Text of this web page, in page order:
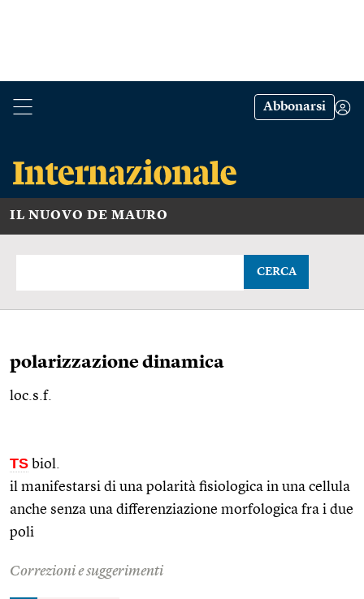
Abbonarsi
IL NUOVO DE MAURO
CERCA
polarizzazione dinamica
loc.s.f.
TS biol.
il manifestarsi di una polarità fisiologica in una cellula
anche senza una differenziazione morfologica fra i due
poli
Correzioni e suggerimenti